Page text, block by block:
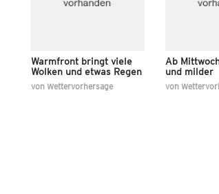
Warmfront bringt viele
Wolken und etwas Regen
von Wettervorhersage
Ab
und milder
von